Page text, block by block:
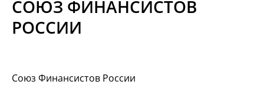
Материалы
СОЮЗ ФИНАНСИСТОВ
РОССИИ
Союз Финансистов России